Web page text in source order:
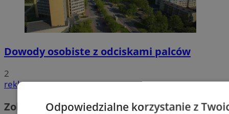
Dowody osobiste z odciskami palców
2
reklama
Zobacz równieżOdpowiedzialne korzystanie z